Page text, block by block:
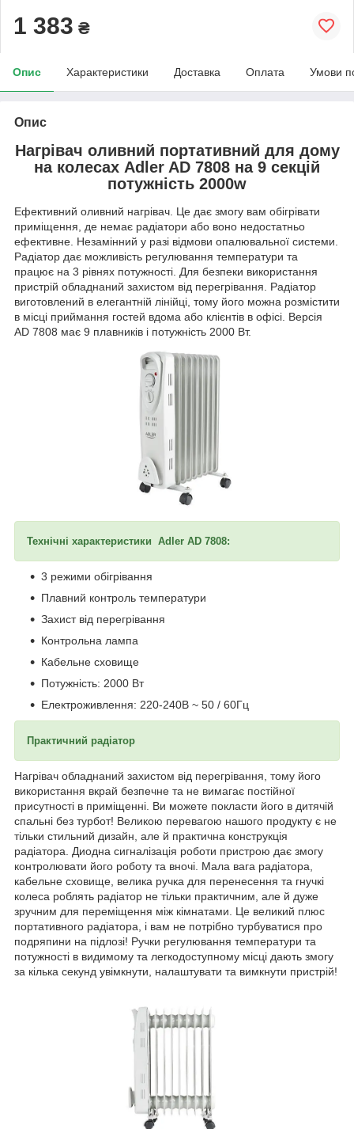
1 383 ₴
Опис Характеристики Доставка Оплата Умови
Опис
Нагрівач оливний портативний для дому
на колесах Adler AD 7808 на 9 секцій
потужність 2000w
Ефективний оливний нагрівач. Це дає змогу вам обігрівати
приміщення, де немає радіатори або воно недостатньо
ефективне. Незамінний у разі відмови опалювальної системи.
Радіатор дає можливість регулювання температури та
працює на 3 рівнях потужності. Для безпеки використання
пристрій обладнаний захистом від перегрівання. Радіатор
виготовлений в елегантній лінійці, тому його можна розмістити
в місці приймання гостей вдома або клієнтів в офісі. Версія
AD 7808 має 9 плавників і потужність 2000 Вт.
Технічні характеристики Adler AD 7808:
3 режими обігрівання
Плавний контроль температури
Захист від перегрівання
Контрольна лампа
Кабельне сховище
Потужність: 2000 Вт
Електроживлення: 220-240В ~ 50 / 60Гц
Практичний радіатор
Нагрівач обладнаний захистом від перегрівання, тому його
використання вкрай безпечне та не вимагає постійної
присутності в приміщенні. Ви можете покласти його в дитячій
спальні без турбот! Великою перевагою нашого продукту є не
тільки стильний дизайн, але й практична конструкція
радіатора. Диодна сигналізація роботи пристрою дає змогу
контролювати його роботу та вночі. Мала вага радіатора,
кабельне сховище, велика ручка для перенесення та гнучкі
колеса роблять радіатор не тільки практичним, але й дуже
зручним для переміщення між кімнатами. Це великий плюс
портативного радіатора, і вам не потрібно турбуватися про
подряпини на підлозі! Ручки регулювання температури та
потужності в видимому та легкодоступному місці дають змогу
за кілька секунд увімкнути, налаштувати та вимкнути пристрій!